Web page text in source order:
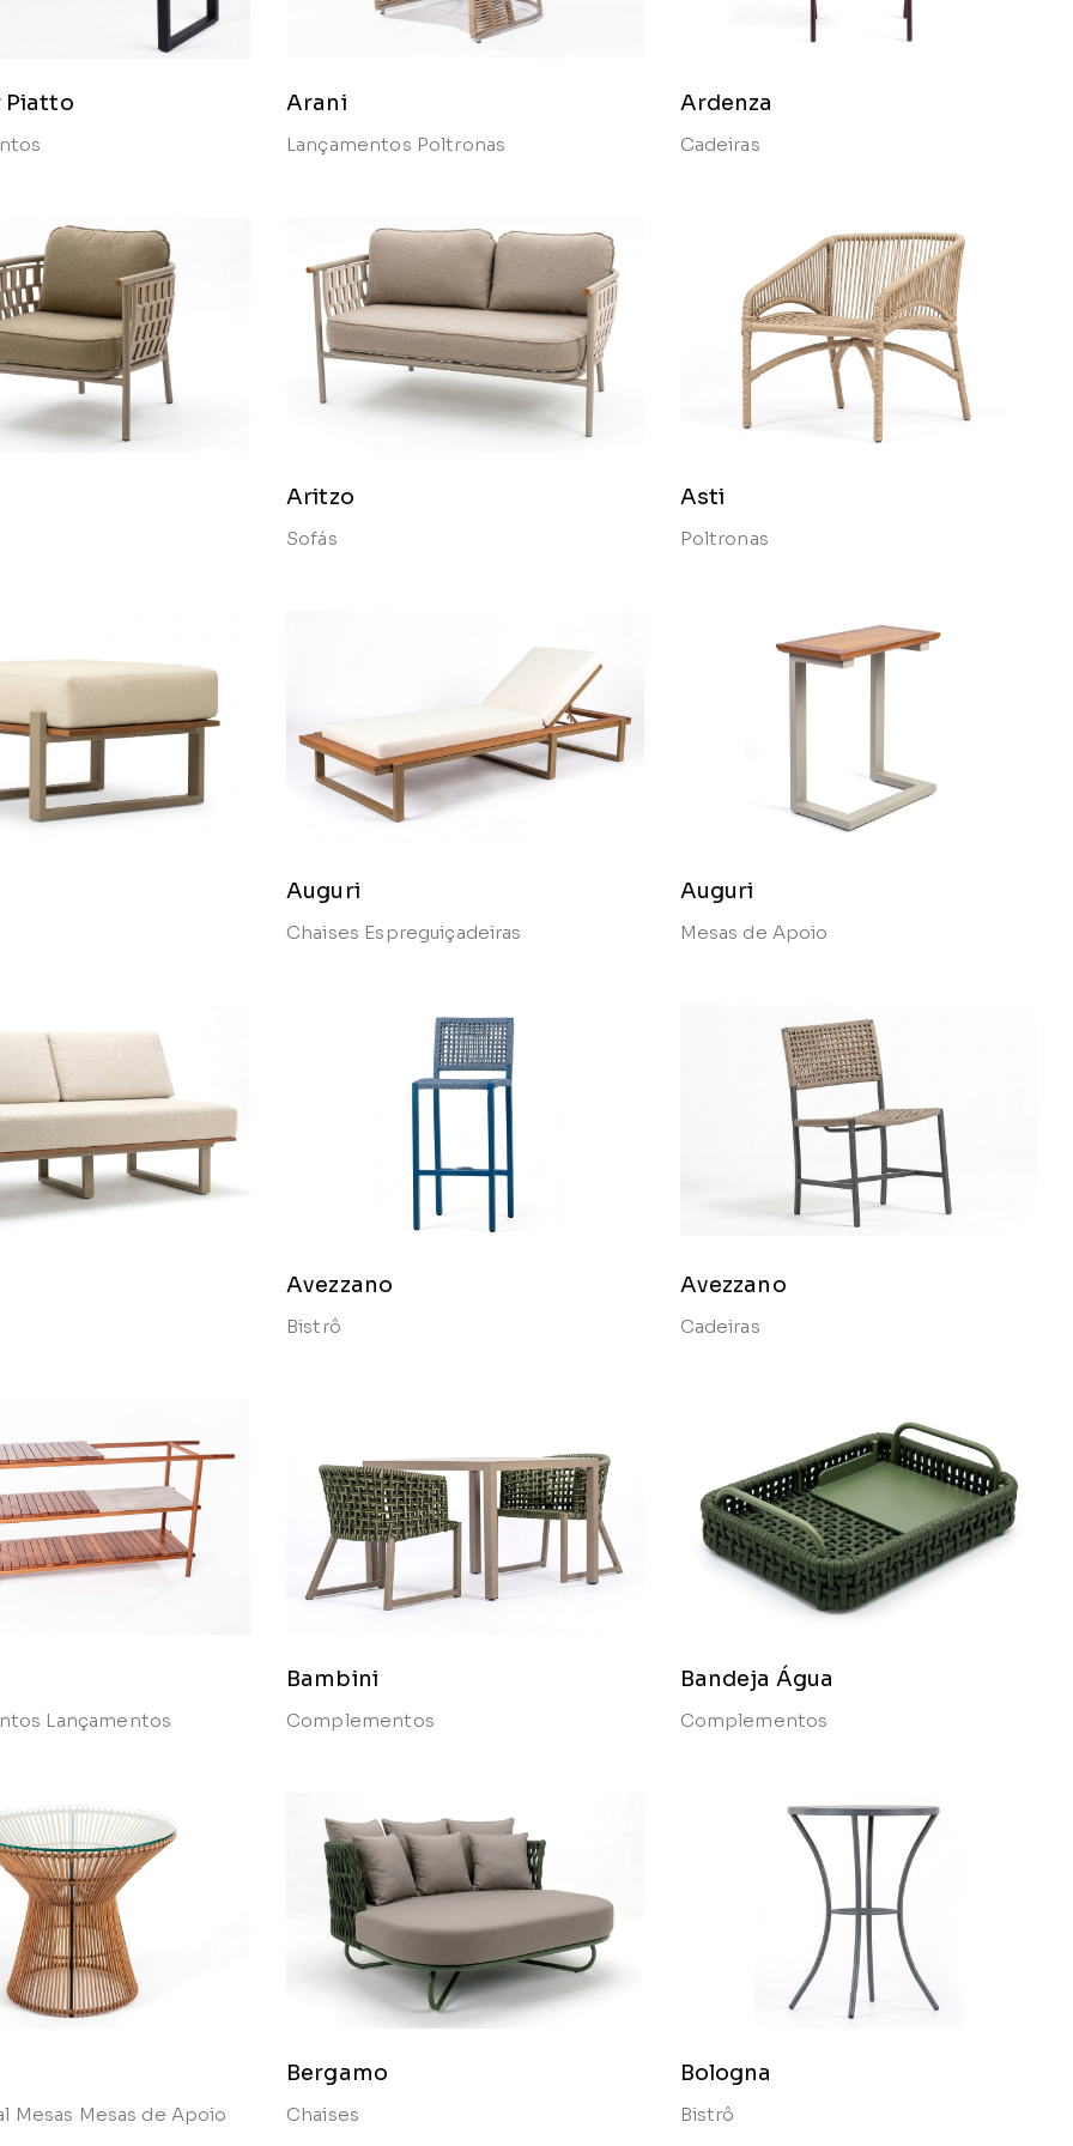
Piatto Arani
Lançamentos Poltronas
Ardenza
Cadeiras
Aritzo
Sofás
Asti
Poltronas
Auguri
Chaises Espreguiçadeiras
Auguri
Mesas de Apoio
Avezzano
Bistrô
Avezzano
Cadeiras
Lançamentos
Bambini
Complementos
Bandeja Água
Complementos
Mesas Mesas de Apoio
Bergamo
Chaises
Bologna
Bistrô